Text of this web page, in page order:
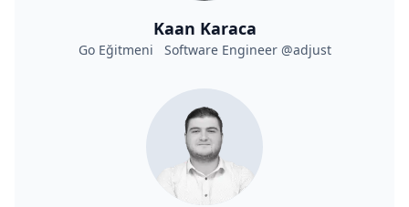
Kaan Karaca
Go Eğitmeni Software Engineer @adjust